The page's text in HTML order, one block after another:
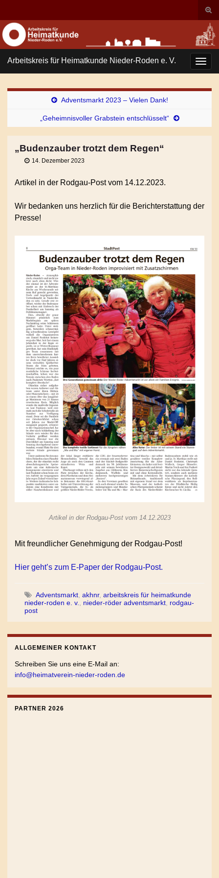
Search for:
Arbeitskreis für Heimatkunde Nieder-Roden e. V.
Adventsmarkt 2023 – Vielen Dank!
„Geheimnisvoller Grabstein entschlüsselt“
„Budenzauber trotzt dem Regen“
14. Dezember 2023
Artikel in der Rodgau-Post vom 14.12.2023.
Wir bedanken uns herzlich für die Berichterstattung der
Presse!
Artikel in der Rodgau-Post vom 14.12.2023
Mit freundlicher Genehmigung der Rodgau-Post!
Hier geht’s zum E-Paper der Rodgau-Post.
Adventsmarkt akhnr, arbeitskreis für heimatkunde
nieder-roden e. v.
nieder-röder adventsmarkt rodgau-
post
ALLGEMEINER KONTAKT
Schreiben Sie uns eine E-Mail an:
info@heimatverein-nieder-roden.de
PARTNER 2026